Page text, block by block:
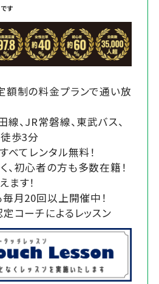
す
額制の料金プランで通い放
、JR常磐線、東武バス、
徒歩3分
べてレンタル無料！
初心者の方も多数在籍！
す！
月20回以上開催中！
コーチによるレッスン